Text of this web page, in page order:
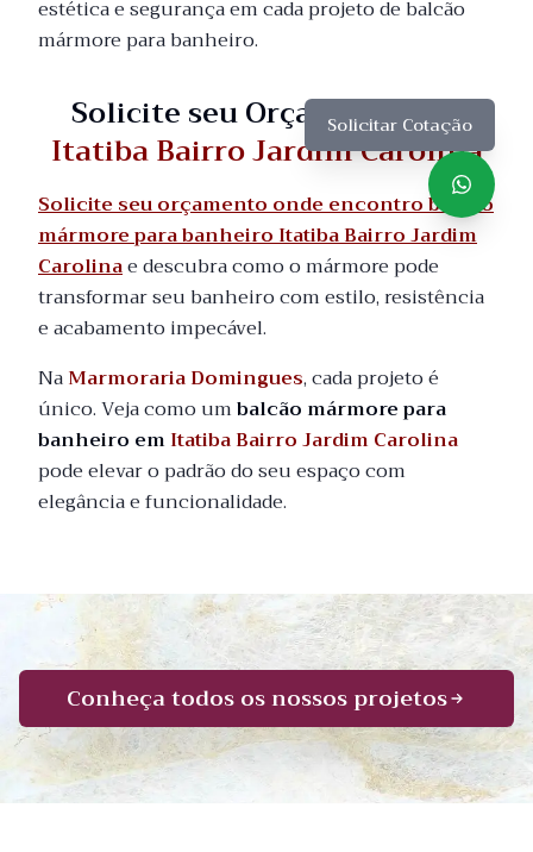
estética e segurança em cada projeto de balcão
mármore para banheiro.
Solicite seu Orçamento em
Itatiba Bairro Jardim Carolina
Solicite seu orçamento onde encontro balcão
mármore para banheiro Itatiba Bairro Jardim
Carolinae descubra como o mármore pode
transformar seu banheiro com estilo, resistência
e acabamento impecável.
NaMarmoraria Domingues, cada projeto é
único. Veja como umbalcão mármore para
banheiro emItatiba Bairro Jardim Carolina
pode elevar o padrão do seu espaço com
elegância e funcionalidade.
Solicitar Cotação
Conheça todos os nossos projetos